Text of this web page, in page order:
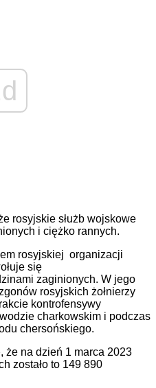
rosyjskie służb wojskowe
i ciężko rannych.
em rosyjskiej organizacji
się
zaginionych. W jego
rosyjskich żołnierzy
kontrofensywy
charkowskim i podczas
chersońskiego.
że na dzień 1 marca 2023
zostało to 149 890